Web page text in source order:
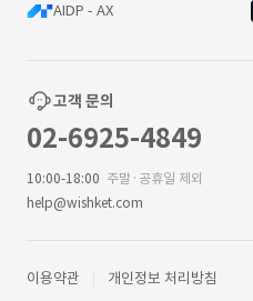
AIDP - AX
고객 문의
02-6925-4849
10:00-18:00 주말·공휴일 제외
help@wishket.com
이용약관 개인정보 처리방침